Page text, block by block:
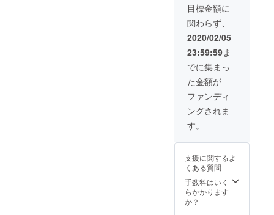
目標金額に
関わらず、
2020/02/05
23:59:59ま
でに集まっ
た金額が
ファンディ
ングされま
す。
支援に関するよ
くある質問
手数料はいく
らかかります
か？